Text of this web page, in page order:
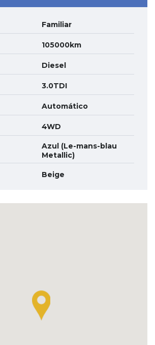
Familiar
105000km
Diesel
3.0TDI
Automático
4WD
Azul (Le-mans-blau
Metallic)
Beige